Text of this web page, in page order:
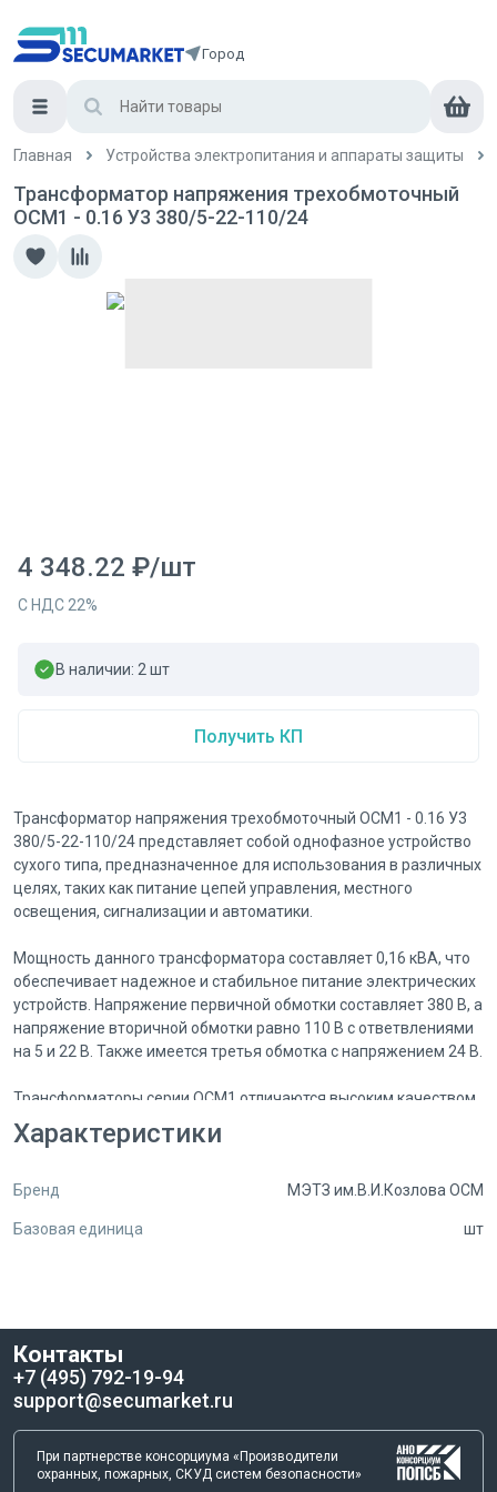
Город
Главная Устройства электропитания и аппараты защиты
Трансформатор напряжения трехобмоточный
ОСМ1 - 0.16 У3 380/5-22-110/24
4 348.22 ₽/шт
С НДС 22%
В наличии: 2 шт
Получить КП
Трансформатор напряжения трехобмоточный ОСМ1 - 0.16 У3
380/5-22-110/24 представляет собой однофазное устройство
сухого типа, предназначенное для использования в различных
целях, таких как питание цепей управления, местного
освещения, сигнализации и автоматики.
Мощность данного трансформатора составляет 0,16 кВА, что
обеспечивает надежное и стабильное питание электрических
устройств. Напряжение первичной обмотки составляет 380 В, а
напряжение вторичной обмотки равно 110 В с ответвлениями
на 5 и 22 В. Также имеется третья обмотка с напряжением 24 В.
Трансформаторы серии ОСМ1 отличаются высоким качеством
исполнения и надежностью в работе. Они идеально подходят
для использования в различных отраслях промышленности,
трехобмоточный ОСМ1 - 0.16 У3 380/5-22-110/24, вы можете
необходимое оборудование и оформить заказ. Наши цены
доступны, а качество обслуживания на высоком уровне.
Покупайте качественные трансформаторы у надежного
электрических устройств!
Характеристики
Бренд МЭТЗ им.В.И.Козлова ОСМ
Базовая единица шт
Контакты
+7 (495) 792-19-94
support@secumarket.ru
При партнерстве консорциума «Производители
охранных, пожарных, СКУД систем безопасности»